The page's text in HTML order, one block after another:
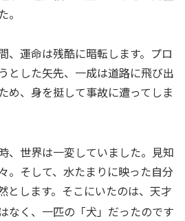
。
、運命は残酷に暗転します。プロ
とした矢先、一成は道路に飛び出
め、身を挺して事故に遭ってしま
、世界は一変していました。見知
。そして、水たまりに映った自分
とします。そこにいたのは、天才
なく、一匹の「犬」だったのです